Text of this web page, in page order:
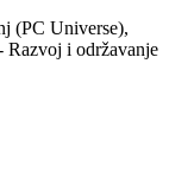
(PC Universe),
i održavanje